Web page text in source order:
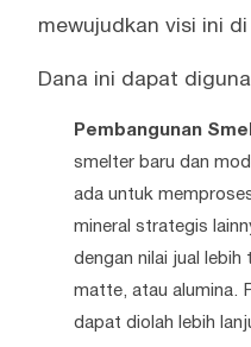
mewujudkan visi ini
Dana ini dapat
Pembangunan
smelter baru dan
ada untuk
mineral strategis
dengan nilai jual lebih
matte, atau alumina.
dapat diolah lebih